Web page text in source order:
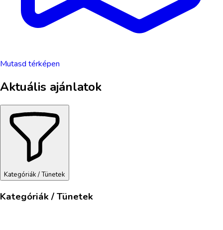
Mutasd térképen
Aktuális ajánlatok
Kategóriák / Tünetek
Kategóriák / Tünetek